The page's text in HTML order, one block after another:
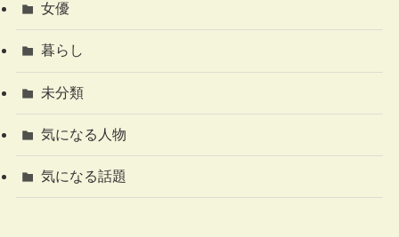
女優
暮らし
未分類
気になる人物
気になる話題